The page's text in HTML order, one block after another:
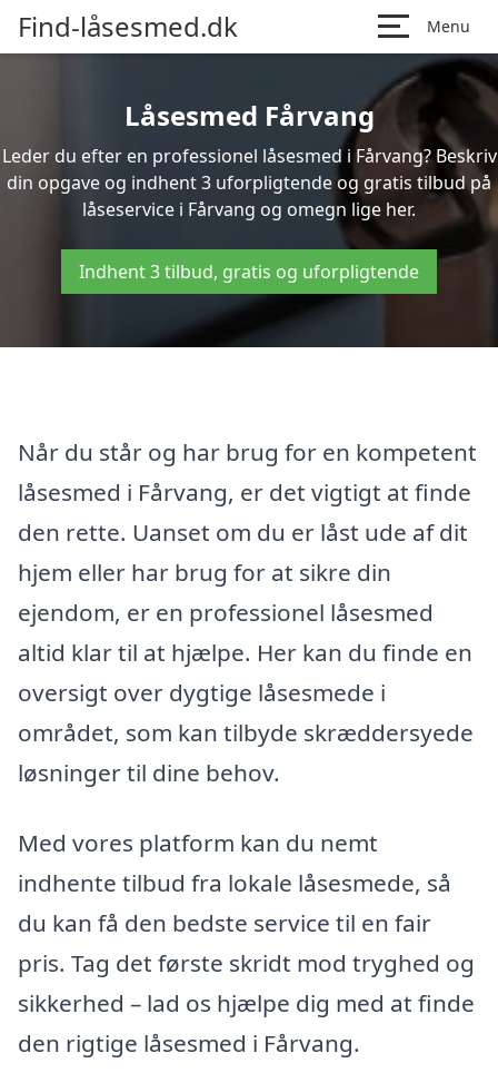
Find-låsesmed.dk Menu
Låsesmed Fårvang
Leder du efter en professionel låsesmed i Fårvang? Beskriv
din opgave og indhent 3 uforpligtende og gratis tilbud på
låseservice i Fårvang og omegn lige her.
Indhent 3 tilbud, gratis og uforpligtende
Når du står og har brug for en kompetent
låsesmed i Fårvang, er det vigtigt at finde
den rette. Uanset om du er låst ude af dit
hjem eller har brug for at sikre din
ejendom, er en professionel låsesmed
altid klar til at hjælpe. Her kan du finde en
oversigt over dygtige låsesmede i
området, som kan tilbyde skræddersyede
løsninger til dine behov.
Med vores platform kan du nemt
indhente tilbud fra lokale låsesmede, så
du kan få den bedste service til en fair
pris. Tag det første skridt mod tryghed og
sikkerhed – lad os hjælpe dig med at finde
den rigtige låsesmed i Fårvang.